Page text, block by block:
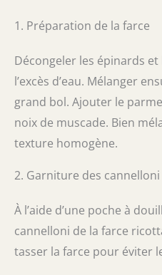
1. Préparation de la farce
Décongeler les épinards
l’excès d’eau. Mélanger
grand bol. Ajouter le
noix de muscade. Bien
texture homogène.
2. Garniture des cannelloni
À l’aide d’une poche à
cannelloni de la farce
tasser la farce pour éviter